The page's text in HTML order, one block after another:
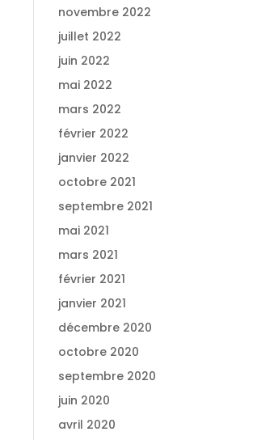
novembre 2022
juillet 2022
juin 2022
mai 2022
mars 2022
février 2022
janvier 2022
octobre 2021
septembre 2021
mai 2021
mars 2021
février 2021
janvier 2021
décembre 2020
octobre 2020
septembre 2020
juin 2020
avril 2020